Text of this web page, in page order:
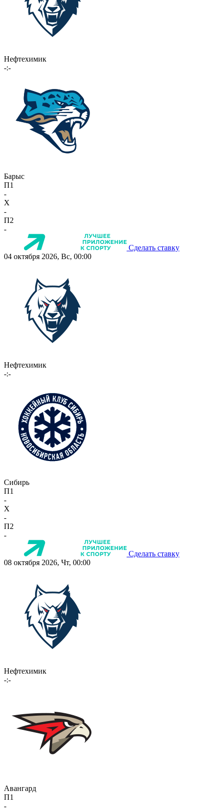
Нефтехимик
-:-
Барыс
П1
-
X
-
П2
-
Сделать ставку
04 октября 2026, Вс, 00:00
Нефтехимик
-:-
Сибирь
П1
-
X
-
П2
-
Сделать ставку
08 октября 2026, Чт, 00:00
Нефтехимик
-:-
Авангард
П1
-